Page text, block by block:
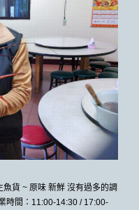
貨 ~ 原味 新鮮 沒有過多的調
時間：11:00-14:30 / 17:00-